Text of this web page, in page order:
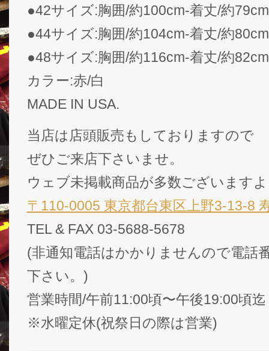
●42サイズ:胸囲/約100cm-着丈/約79cm
●44サイズ:胸囲/約104cm-着丈/約80cm
●48サイズ:胸囲/約116cm-着丈/約82cm
カラー:赤/白
MADE IN USA.
当店は店頭販売もしておりますので
ぜひご来店下さいませ。
ウェブ未掲載商品が多数ございます
〒110-0005 東京都台東区上野3-13-8
TEL & FAX 03-5688-5678
(非通知電話はかかりませんので電話
下さい。)
営業時間/午前11:00頃〜午後19:00頃迄
※水曜定休(祝祭日の際は営業)